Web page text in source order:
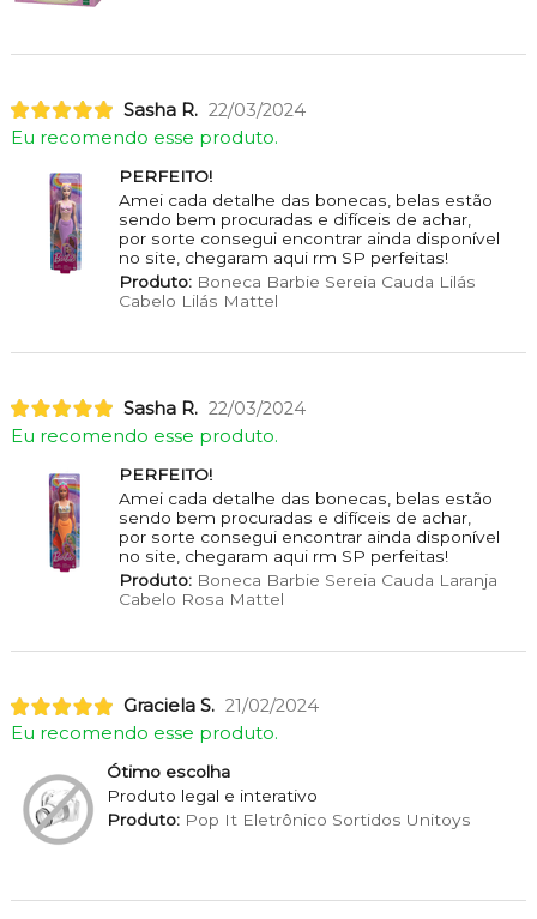
Sasha R. 22/03/2024
Eu recomendo esse produto.
PERFEITO!
Amei cada detalhe das bonecas, belas estão
sendo bem procuradas e difíceis de achar,
por sorte consegui encontrar ainda disponível
no site, chegaram aqui rm SP perfeitas!
Produto:Boneca Barbie Sereia Cauda Lilás
Cabelo Lilás Mattel
Sasha R. 22/03/2024
Eu recomendo esse produto.
PERFEITO!
Amei cada detalhe das bonecas, belas estão
sendo bem procuradas e difíceis de achar,
por sorte consegui encontrar ainda disponível
no site, chegaram aqui rm SP perfeitas!
Produto:Boneca Barbie Sereia Cauda Laranja
Cabelo Rosa Mattel
Graciela S. 21/02/2024
Eu recomendo esse produto.
Ótimo escolha
Produto legal e interativo
Produto:Pop It Eletrônico Sortidos Unitoys